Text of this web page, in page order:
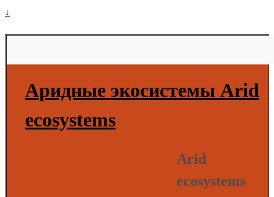
↓
Аридные экосистемы Arid
ecosystems
Arid
ecosystems